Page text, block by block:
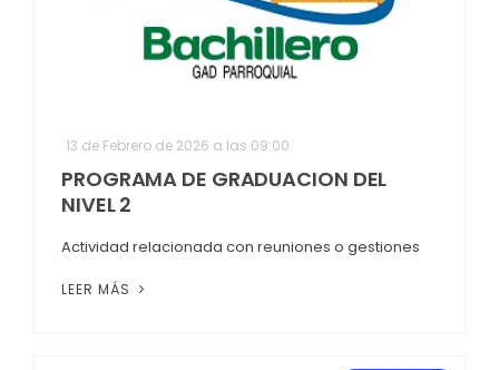
13 de Febrero de 2026 a las 09:00
PROGRAMA DE GRADUACION DEL
NIVEL 2
Actividad relacionada con reuniones o gestiones
LEER MÁS